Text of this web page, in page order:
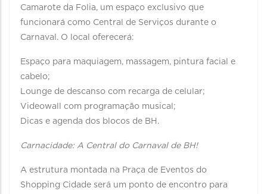
Camarote da Folia, um espaço exclusivo que
funcionará como Central de Serviços durante o
Carnaval. O local oferecerá:
Espaço para maquiagem, massagem, pintura facial e
cabelo;
Lounge de descanso com recarga de celular;
Videowall com programação musical;
Dicas e agenda dos blocos de BH.
Carnacidade: A Central do Carnaval de BH!
A estrutura montada na Praça de Eventos do
Shopping Cidade será um ponto de encontro para